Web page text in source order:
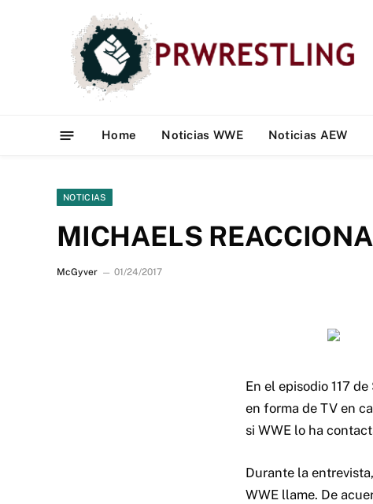
Home Noticias WWE Noticias AEW
NOTICIAS
MICHAELS
McGyver 01/24/2017
En el episodio 117
en forma de TV en
si WWE lo ha
Durante la
WWE llame. De